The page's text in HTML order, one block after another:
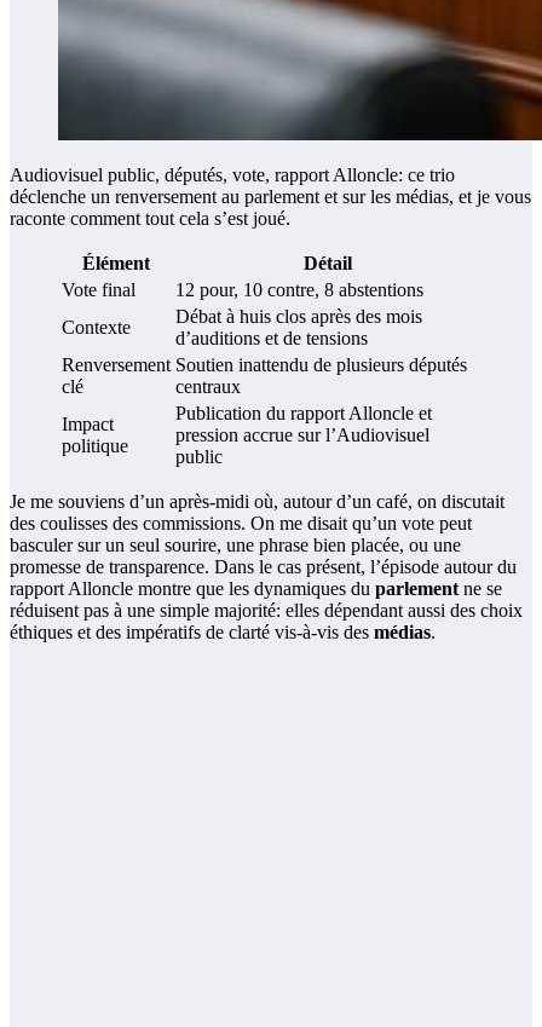
Audiovisuel public, députés, vote, rapport Alloncle: ce trio
déclenche un renversement au parlement et sur les médias, et je vous
raconte comment tout cela s’est joué.
Élément
Détail
Vote final
12 pour, 10 contre, 8 abstentions
Contexte
Débat à huis clos après des mois
d’auditions et de tensions
Renversement
clé
Soutien inattendu de plusieurs députés
centraux
Impact
politique
Publication du rapport Alloncle et
pression accrue sur l’Audiovisuel
public
Je me souviens d’un après-midi où, autour d’un café, on discutait
des coulisses des commissions. On me disait qu’un vote peut
basculer sur un seul sourire, une phrase bien placée, ou une
promesse de transparence. Dans le cas présent, l’épisode autour du
rapport Alloncle montre que les dynamiques du parlementne se
réduisent pas à une simple majorité: elles dépendant aussi des choix
éthiques et des impératifs de clarté vis-à-vis des médias.